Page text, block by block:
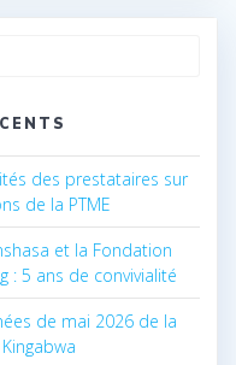
des prestataires sur
de la PTME
et la Fondation
: 5 ans de convivialité
de mai 2026 de la